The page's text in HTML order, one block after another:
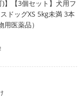
)】【3個セット】犬用フ
ドッグXS 5kg未満 3本
用医薬品）